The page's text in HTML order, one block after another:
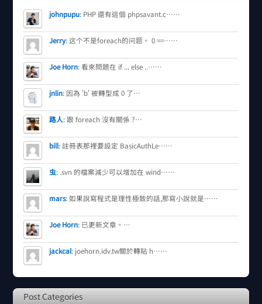
johnpupu: PHP 還有這個 phpsavant.c……
Jerry:这个不是foreach的问题。 0 ==……
Joe Horn:看來問題在 if ... else ..……
jnlin: 因為 'b' 被轉型成 0 了…
路人: 跟 foreach 沒有關係 ?…
bill:註冊表那裡要設定 BasicAuthLe……
虫: .svn 的檔案減少可以增加在 wind……
mars:如果說寫程式是理性極致的話,那寫小說就是……
Joe Horn: 已更新文章。…
jackcal: joehorn.idv.tw關於轉貼 h……
Post Categories